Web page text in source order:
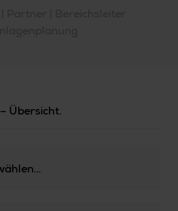
– Übersicht.